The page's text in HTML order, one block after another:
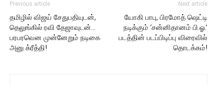
Previous article
தமிழில் விஜய் சேதுபதியுடன்,
தெலுங்கில் ரவி தேஜாவுடன்…
பரபரவென முன்னேறும் நடிகை
அனு க்ரீத்தி!
Next article
யோகி பாபு, பிரமோத் ஷெட்டி
நடிக்கும் ‘சன்னிதானம் பி.ஓ.’
படத்தின் படப்பிடிப்பு விரைவில்
தொடக்கம்!